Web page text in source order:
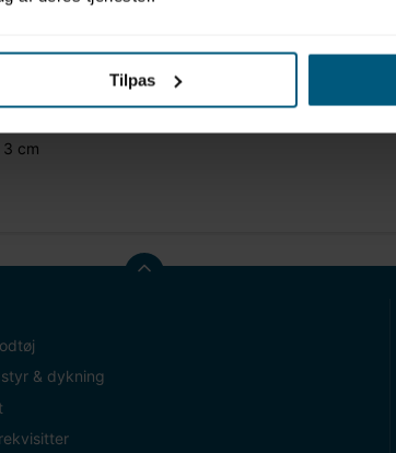
Tilpas
at ligge på. Pladen har høje sikkerhedskanter, så
3 cm
& dykning